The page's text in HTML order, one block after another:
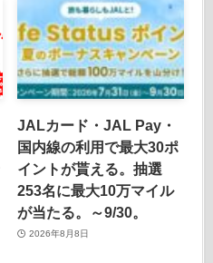
JALカード・JAL Pay・
国内線の利用で最大30ポ
イントが貰える。抽選
253名に最大10万マイル
が当たる。～9/30。
2026年8月8日